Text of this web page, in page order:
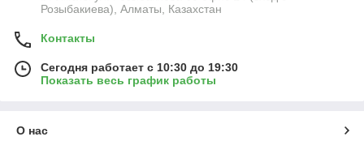
Розыбакиева), Алматы, Казахстан
Контакты
Сегодня работает с 10:30 до 19:30
Показать весь график работы
О нас